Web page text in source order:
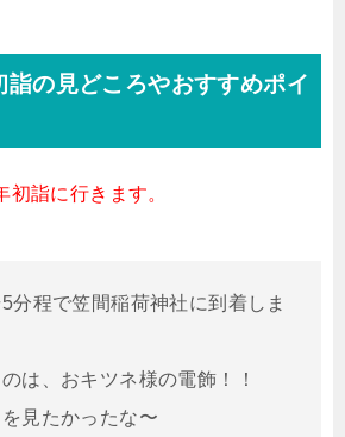
詣の見どころやおすすめポイ
詣に行きます。
分程で笠間稲荷神社に到着しま
は、おキツネ様の電飾！！
見たかったな〜